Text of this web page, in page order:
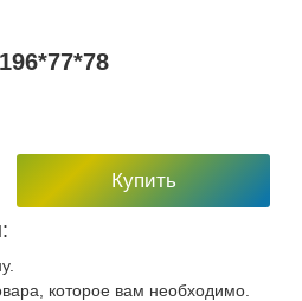
Купить
которое вам необходимо.